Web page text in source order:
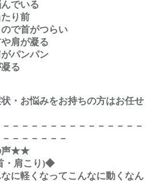
でいる
たり前
で首がつらい
肩が凝る
パンパン
る
・お悩みをお持ちの方はお任せ
－－－－－－－－－－－－－－
－－－－－－
声★★
・肩こり)◆
に軽くなってこんなに動くなん